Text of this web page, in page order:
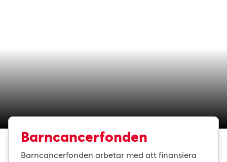
Barncancerfonden
Barncancerfonden arbetar med att finansiera